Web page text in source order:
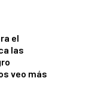
el
las
veo más